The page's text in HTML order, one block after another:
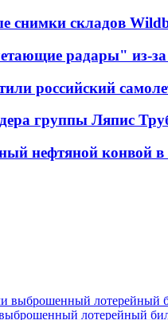
снимки складов
радары" из-
российский
группы Ляпис
нефтяной конвой
лотерейный